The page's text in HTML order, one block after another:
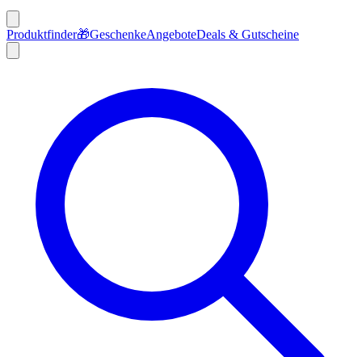
Produktfinder🎁GeschenkeAngeboteDeals & Gutscheine